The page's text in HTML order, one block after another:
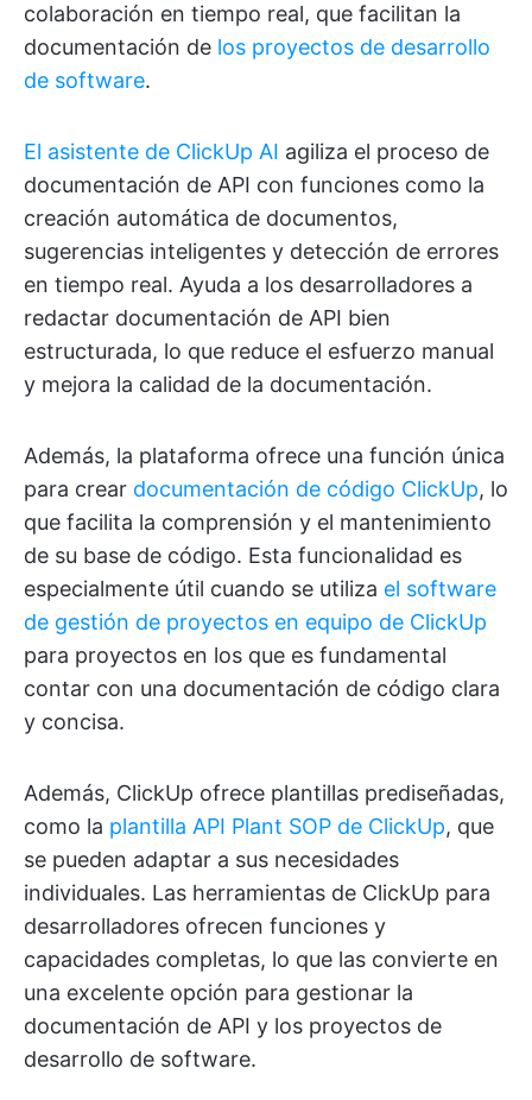
colaboración en tiempo real, que facilitan la
documentación de los proyectos de desarrollo
de software.
El asistente de ClickUp AI agiliza el proceso de
documentación de API con funciones como la
creación automática de documentos,
sugerencias inteligentes y detección de errores
en tiempo real. Ayuda a los desarrolladores a
redactar documentación de API bien
estructurada, lo que reduce el esfuerzo manual
y mejora la calidad de la documentación.
Además, la plataforma ofrece una función única
para crear documentación de código ClickUp, lo
que facilita la comprensión y el mantenimiento
de su base de código. Esta funcionalidad es
especialmente útil cuando se utiliza el software
de gestión de proyectos en equipo de ClickUp
para proyectos en los que es fundamental
contar con una documentación de código clara
y concisa.
Además, ClickUp ofrece plantillas prediseñadas,
como la plantilla API Plant SOP de ClickUp, que
se pueden adaptar a sus necesidades
individuales. Las herramientas de ClickUp para
desarrolladores ofrecen funciones y
capacidades completas, lo que las convierte en
una excelente opción para gestionar la
documentación de API y los proyectos de
desarrollo de software.